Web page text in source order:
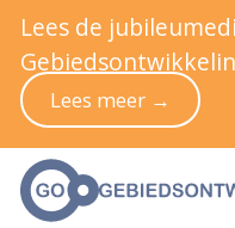
Lees de
Lees meer →